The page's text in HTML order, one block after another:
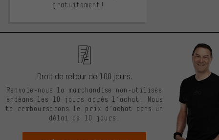
gratuitement!
Droit de retour de 100 jours.
Renvoie-nous la marchandise non-utilisée
endéans les 10 jours après l’achat. Nous
te rembourserons le prix d’achat dans un
délai de 10 jours.